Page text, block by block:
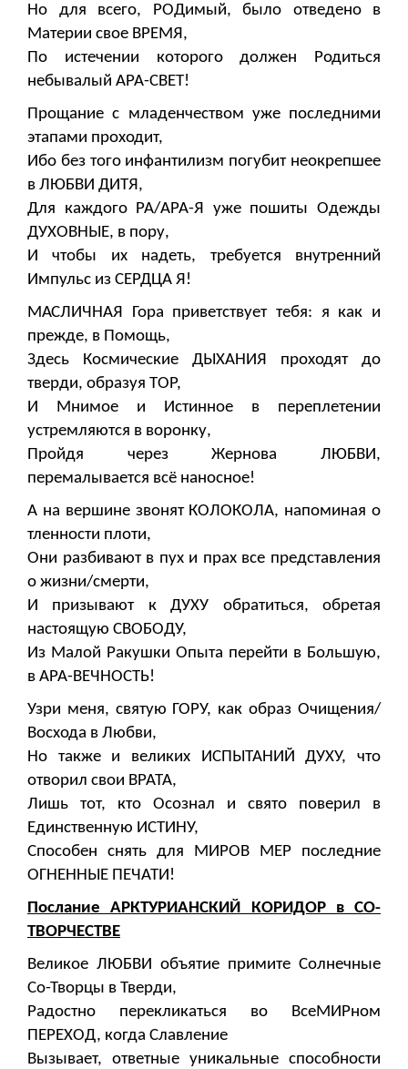
Но для всего, РОДимый, было отведено в
Материи свое ВРЕМЯ,
По истечении которого должен Родиться
небывалый АРА-СВЕТ!
Прощание с младенчеством уже последними
этапами проходит,
Ибо без того инфантилизм погубит неокрепшее
в ЛЮБВИ ДИТЯ,
Для каждого РА/АРА-Я уже пошиты Одежды
ДУХОВНЫЕ, в пору,
И чтобы их надеть, требуется внутренний
Импульс из СЕРДЦА Я!
МАСЛИЧНАЯ Гора приветствует тебя: я как и
прежде, в Помощь,
Здесь Космические ДЫХАНИЯ проходят до
тверди, образуя ТОР,
И Мнимое и Истинное в переплетении
устремляются в воронку,
Пройдя через Жернова ЛЮБВИ,
перемалывается всё наносное!
А на вершине звонят КОЛОКОЛА, напоминая о
тленности плоти,
Они разбивают в пух и прах все представления
о жизни/смерти,
И призывают к ДУХУ обратиться, обретая
настоящую СВОБОДУ,
Из Малой Ракушки Опыта перейти в Большую,
в АРА-ВЕЧНОСТЬ!
Узри меня, святую ГОРУ, как образ Очищения/
Восхода в Любви,
Но также и великих ИСПЫТАНИЙ ДУХУ, что
отворил свои ВРАТА,
Лишь тот, кто Осознал и свято поверил в
Единственную ИСТИНУ,
Способен снять для МИРОВ МЕР последние
ОГНЕННЫЕ ПЕЧАТИ!
Послание АРКТУРИАНСКИЙ КОРИДОР в СО-
ТВОРЧЕСТВЕ
Великое ЛЮБВИ объятие примите Солнечные
Со-Творцы в Тверди,
Радостно перекликаться во ВсеМИРном
ПЕРЕХОД, когда Славление
Вызывает, ответные уникальные способности